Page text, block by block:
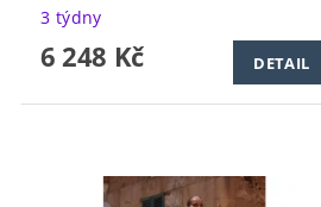
3 týdny
6 248 Kč DETAIL